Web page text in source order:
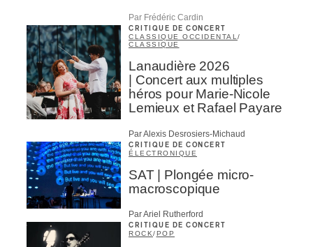
Par Frédéric Cardin
CRITIQUE DE CONCERT
CLASSIQUE OCCIDENTAL/
CLASSIQUE
Lanaudière 2026
| Concert aux multiples
héros pour Marie-Nicole
Lemieux et Rafael Payare
Par Alexis Desrosiers-Michaud
CRITIQUE DE CONCERT
ÉLECTRONIQUE
SAT | Plongée micro-
macroscopique
Par Ariel Rutherford
CRITIQUE DE CONCERT
ROCK/POP